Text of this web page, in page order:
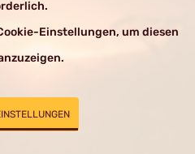
Einstellungen, um diesen